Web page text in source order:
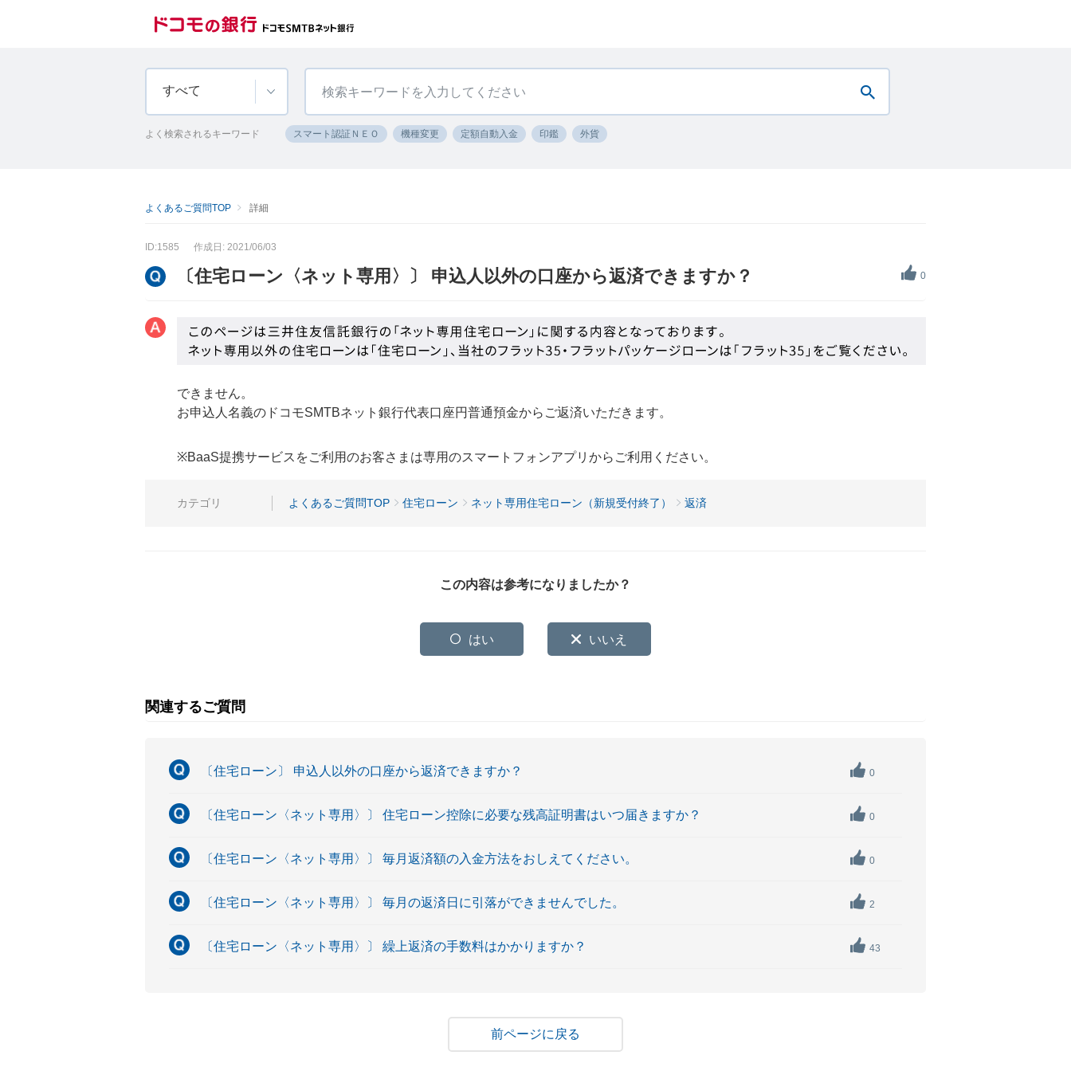
すべて
よく検索されるキーワード スマート認証ＮＥＯ 機種変更 定額自動入金 印鑑 外貨
よくあるご質問TOP 詳細
ID:1585 作成日: 2021/06/03
0
〔住宅ローン〈ネット専用〉〕 申込人以外の口座から返済できますか？
できません。
お申込人名義のドコモSMTBネット銀行代表口座円普通預金からご返済いただきます。
※BaaS提携サービスをご利用のお客さまは専用のスマートフォンアプリからご利用ください。
カテゴリ よくあるご質問TOP 住宅ローン ネット専用住宅ローン（新規受付終了） 返済
この内容は参考になりましたか？
はい いいえ
関連するご質問
〔住宅ローン〕 申込人以外の口座から返済できますか？ 0
〔住宅ローン〈ネット専用〉〕 住宅ローン控除に必要な残高証明書はいつ届きますか？ 0
〔住宅ローン〈ネット専用〉〕 毎月返済額の入金方法をおしえてください。 0
〔住宅ローン〈ネット専用〉〕 毎月の返済日に引落ができませんでした。 2
〔住宅ローン〈ネット専用〉〕 繰上返済の手数料はかかりますか？ 43
戻る